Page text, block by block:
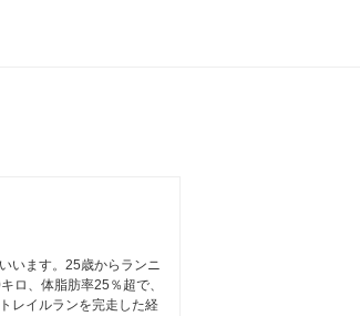
います。25歳からランニ
ロ、体脂肪率25％超で、
レイルランを完走した経